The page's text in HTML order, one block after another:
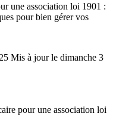
une association loi 1901 :
pour bien gérer vos
Mis à jour le dimanche 3
pour une association loi